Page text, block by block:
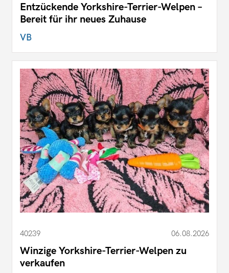
Entzückende Yorkshire-Terrier-Welpen –
Bereit für ihr neues Zuhause
VB
40239 06.08.2026
Winzige Yorkshire-Terrier-Welpen zu
verkaufen